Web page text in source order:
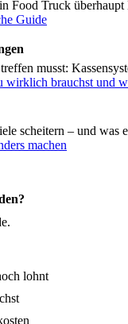
Food Truck
Guide
musst:
wirklich brauchst und
scheitern – und was
machen
lohnt